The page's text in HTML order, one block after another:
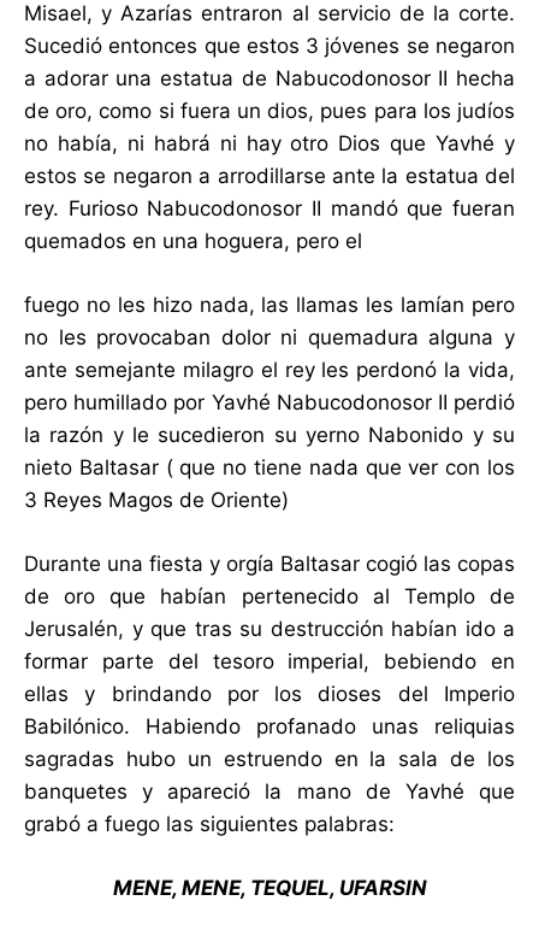
Misael, y Azarías entraron al servicio de la corte.
Sucedió entonces que estos 3 jóvenes se negaron
a adorar una estatua de Nabucodonosor II hecha
de oro, como si fuera un dios, pues para los judíos
no había, ni habrá ni hay otro Dios que Yavhé y
estos se negaron a arrodillarse ante la estatua del
rey. Furioso Nabucodonosor II mandó que fueran
quemados en una hoguera, pero el
fuego no les hizo nada, las llamas les lamían pero
no les provocaban dolor ni quemadura alguna y
ante semejante milagro el rey les perdonó la vida,
pero humillado por Yavhé Nabucodonosor II perdió
la razón y le sucedieron su yerno Nabonido y su
nieto Baltasar ( que no tiene nada que ver con los
3 Reyes Magos de Oriente)
Durante una fiesta y orgía Baltasar cogió las copas
de oro que habían pertenecido al Templo de
Jerusalén, y que tras su destrucción habían ido a
formar parte del tesoro imperial, bebiendo en
ellas y brindando por los dioses del Imperio
Babilónico. Habiendo profanado unas reliquias
sagradas hubo un estruendo en la sala de los
banquetes y apareció la mano de Yavhé que
grabó a fuego las siguientes palabras:
MENE, MENE, TEQUEL, UFARSIN